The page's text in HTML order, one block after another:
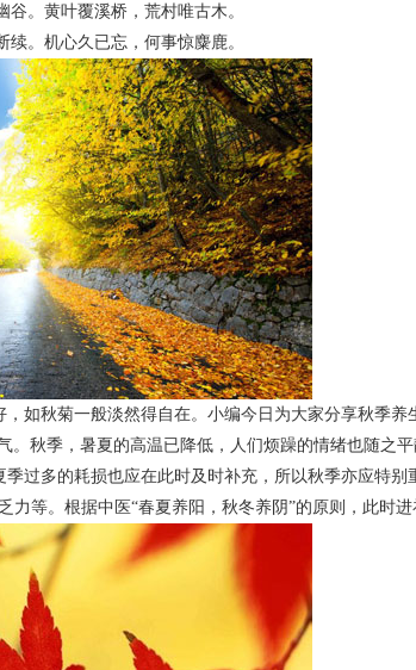
谷。黄叶覆溪桥，荒村唯古木。
续。机心久已忘，何事惊麋鹿。
如秋菊一般淡然得自在。小编今日为大家分享秋季养
秋季，暑夏的高温已降低，人们烦躁的情绪也随之
过多的耗损也应在此时及时补充，所以秋季亦应特别
等。根据中医“春夏养阳，秋冬养阴”的原则，此时进